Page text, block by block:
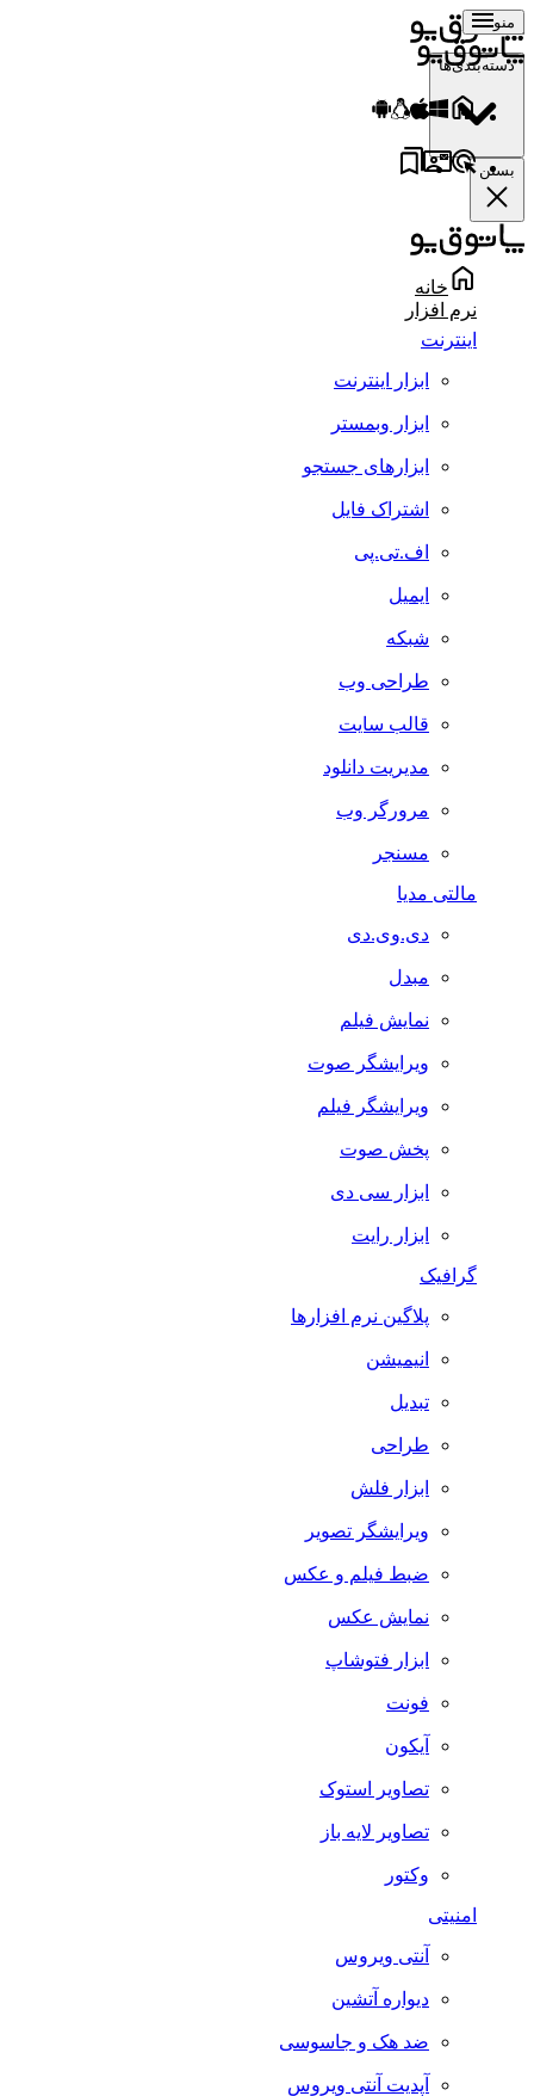
منو
دسته‌بندی‌ها
بستن
خانه
نرم افزار
اینترنت
ابزار اینترنت
ابزار وبمستر
ابزارهای جستجو
اشتراک فایل
اف.تی.پی
ایمیل
شبکه
طراحی وب
قالب سایت
مدیریت دانلود
مرورگر وب
مسنجر
مالتی مدیا
دی.وی.دی
مبدل
نمایش فیلم
ویرایشگر صوت
ویرایشگر فیلم
پخش صوت
ابزار سی دی
ابزار رایت
گرافیک
پلاگین نرم افزارها
انیمیشن
تبدیل
طراحی
ابزار فلش
ویرایشگر تصویر
ضبط فيلم و عكس
نمایش عکس
ابزار فتوشاپ
فونت
آیکون
تصاویر استوک
تصاویر لایه باز
وکتور
امنیتی
آنتی ویروس
دیواره آتشین
ضد هک و جاسوسی
آپدیت آنتی ویروس